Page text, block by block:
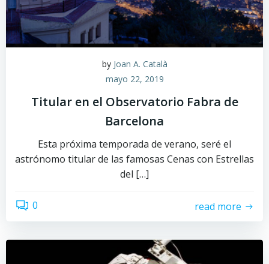
by Joan A. Català
mayo 22, 2019
Titular en el Observatorio Fabra de
Barcelona
Esta próxima temporada de verano, seré el
astrónomo titular de las famosas Cenas con Estrellas
del […]
0 read more